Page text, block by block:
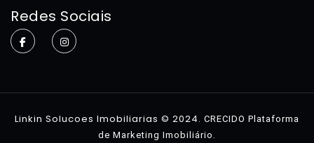
Redes Sociais
Linkin Solucoes Imobiliarias © 2024. CRECIDO Plataforma
de Marketing Imobiliário .